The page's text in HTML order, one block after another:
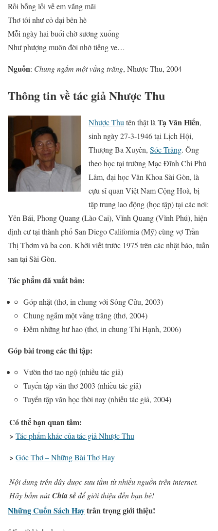
Rồi bỗng lối về em vắng mãi
Thơ tôi như cỏ dại bên hè
Mỗi ngày hai buổi chờ sương xuống
Như phượng muôn đời nhớ tiếng ve…
Nguồn: Chung ngắm một vầng trăng, Nhược Thu, 2004
Thông tin về tác giả Nhược Thu
Nhược Thu tên thật là Tạ Văn Hiến,
sinh ngày 27-3-1946 tại Lịch Hội,
Thượng Ba Xuyên, Sóc Trăng. Ông
theo học tại trường Mạc Ðĩnh Chi Phú
Lâm, đại học Văn Khoa Sài Gòn, là
cựu sĩ quan Việt Nam Cộng Hoà, bị
tập trung lao động (học tập) tại các nơi:
Yên Bái, Phong Quang (Lào Cai), Vĩnh Quang (Vĩnh Phú), hiện
định cư tại thành phố San Diego California (Mỹ) cùng vợ Trần
Thị Thơm và ba con. Khởi viết trước 1975 trên các nhật báo, tuần
san tại Sài Gòn.
Tác phẩm đã xuất bản:
Góp nhặt (thơ, in chung với Sông Cửu, 2003)
Chung ngắm một vầng trăng (thơ, 2004)
Đếm những hư hao (thơ, in chung Thi Hạnh, 2006)
Góp bài trong các thi tập:
Vườn thơ tao ngộ (nhiều tác giả)
Tuyển tập văn thơ 2003 (nhiều tác giả)
Tuyển tập văn học thời nay (nhiều tác giả, 2004)
Có thể bạn quan tâm:
> Tác phẩm khác của tác giả Nhược Thu
> Góc Thơ – Những Bài Thơ Hay
Nội dung trên đây được sưu tầm từ nhiều nguồn trên internet.
Hãy bấm nútChia sẻđể giới thiệu đến bạn bè!
Những Cuốn Sách Haytrân trọng giới thiệu!